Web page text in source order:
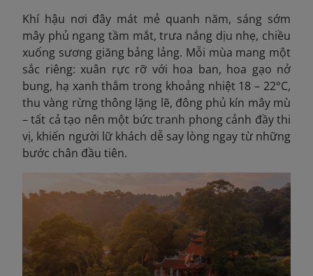
Khí hậu nơi đây mát mẻ quanh năm, sáng sớm
mây phủ ngang tầm mắt, trưa nắng dịu nhẹ, chiều
xuống sương giăng bảng lảng. Mỗi mùa mang một
sắc riêng: xuân rực rỡ với hoa ban, hoa gạo nở
bung, hạ xanh thẳm trong khoảng nhiệt 18 – 22°C,
thu vàng rừng thông lặng lẽ, đông phủ kín mây mù
– tất cả tạo nên một bức tranh phong cảnh đầy thi
vị, khiến người lữ khách dễ say lòng ngay từ những
bước chân đầu tiên.